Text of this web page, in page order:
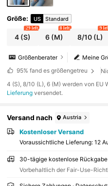
Größe: US Standard
4 (S)
29 left
6 (M)
8 left
8/10(L)
9
Meine
Größenberater
95% fand es größengetreu
​4 (S), 8/10 (L), 6 (M) werden von EU
Lieferung versendet.
Versand nach Austria
Kostenloser Versand
Voraussichtliche Lieferung: 12
30-tägige kostenlose Rückgabe
Vorbehaltlich der Fair-Use-